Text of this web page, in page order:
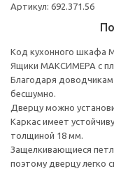
Артикул: 692.371.56
Код кухонного шкафа
Ящики МАКСИМЕРА с
Благодаря
бесшумно.
Дверцу можно
Каркас имеет
толщиной 18 мм.
Защелкивающиеся
поэтому дверцу легко